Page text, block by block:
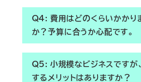
Q4: 費用はどのくらいかかり
か？予算に合うか心配です。
Q5: 小規模なビジネスですが
するメリットはありますか？